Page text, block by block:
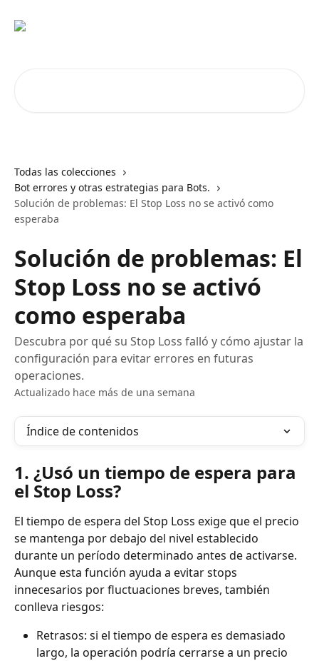
Todas las colecciones
Bot errores y otras estrategias para Bots.
Solución de problemas: El Stop Loss no se activó como
esperaba
Solución de problemas: El
Stop Loss no se activó
como esperaba
Descubra por qué su Stop Loss falló y cómo ajustar la
configuración para evitar errores en futuras
operaciones.
Actualizado hace más de una semana
Índice de contenidos
1. ¿Usó un tiempo de espera para
el Stop Loss?
El tiempo de espera del Stop Loss exige que el precio
se mantenga por debajo del nivel establecido
durante un período determinado antes de activarse.
Aunque esta función ayuda a evitar stops
innecesarios por fluctuaciones breves, también
conlleva riesgos:
Retrasos: si el tiempo de espera es demasiado
largo, la operación podría cerrarse a un precio